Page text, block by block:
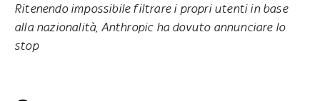
Ritenendo impossibile filtrare i propri utenti in base
alla nazionalità, Anthropic ha dovuto annunciare lo
stop